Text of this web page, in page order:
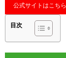
公式サイトはこちら
目次